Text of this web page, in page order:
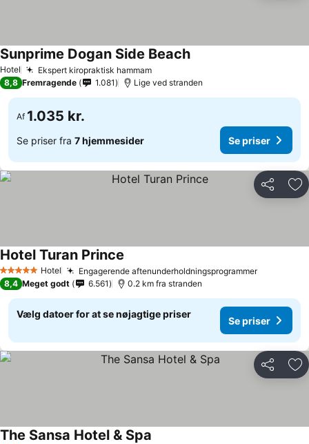
Hotel Ekspert kiropraktisk hammam
Sunprime Dogan Side Beach
8,8 Fremragende 1.081 Lige ved stranden
Af 1.035 kr.
Se priser fra 7 hjemmesider Se priser
Del
5 Stjerner Hotel Engagerende aftenunderholdningsprogrammer
Hotel Turan Prince
8,4 Meget godt 6.561 0.2 km fra stranden
Vælg datoer for at se nøjagtige priser
Se priser
Del
The Sansa Hotel & Spa